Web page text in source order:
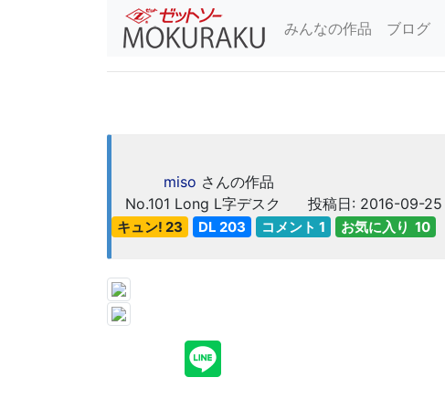
みんなの作品 ブログ
miso さんの作品
No.101 Long L字デスク 投稿日: 2016-09-25
キュン! 23 DL 203 コメント 1 お気に入り 10